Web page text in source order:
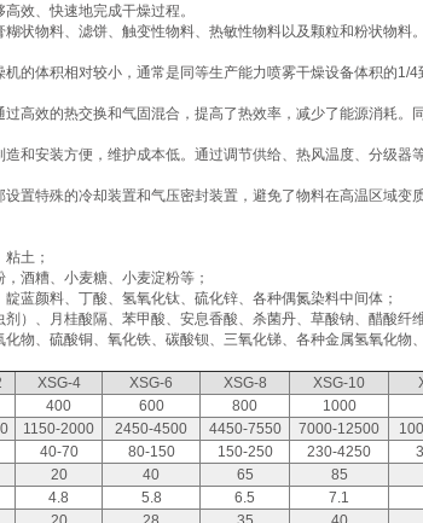
效、快速地完成干燥过程‌。
状物料、滤饼、触变性物料、热敏性物料以及颗粒和粉状物料
的体积相对较小，通常是同等生产能力喷雾干燥设备体积的1/
高效的热交换和气固混合，提高了热效率，减少了能源消耗。
和安装方便，维护成本低。通过调节供给、热风温度、分级器
设置特殊的冷却装置和气压密封装置，避免了物料在高温区域变
土；
酒糟、小麦糖、小麦淀粉等；
蓝颜料、丁酸、氢氧化钛、硫化锌、各种偶氮染料中间体；
）、月桂酸隔、苯甲酸、安息香酸、杀菌丹、草酸钠、醋酸纤
物、硫酸铜、氧化铁、碳酸钡、三氧化锑、各种金属氢氧化物
XSG-4 XSG-6 XSG-8 XSG-10
400 600 800 1000
1150-2000 2450-4500 4450-7550 7000-12500
40-70 80-150 150-250 230-4250
20 40 65 85
4.8 5.8 6.5 7.1